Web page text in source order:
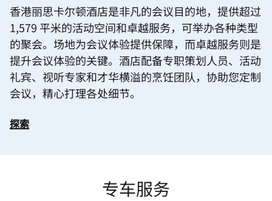
香港丽思卡尔顿酒店是非凡的会议目的地，提供超过
1,579 平米的活动空间和卓越服务，可举办各种类型
的聚会。场地为会议体验提供保障，而卓越服务则是
提升会议体验的关键。酒店配备专职策划人员、活动
礼宾、视听专家和才华横溢的烹饪团队，协助您定制
会议，精心打理各处细节。
探索
专车服务